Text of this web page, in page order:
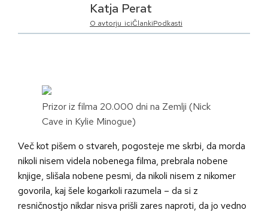
Katja Perat
O avtorju_iciČlankiPodkasti
Prizor iz filma 20.000 dni na Zemlji (Nick
Cave in Kylie Minogue)
Več kot pišem o stvareh, pogosteje me skrbi, da morda
nikoli nisem videla nobenega filma, prebrala nobene
knjige, slišala nobene pesmi, da nikoli nisem z nikomer
govorila, kaj šele kogarkoli razumela – da si z
resničnostjo nikdar nisva prišli zares naproti, da jo vedno